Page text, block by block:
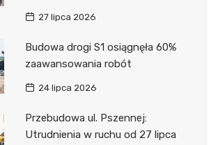
27 lipca 2026
Budowa drogi S1 osiągnęła 60%
zaawansowania robót
24 lipca 2026
Przebudowa ul. Pszennej:
Utrudnienia w ruchu od 27 lipca